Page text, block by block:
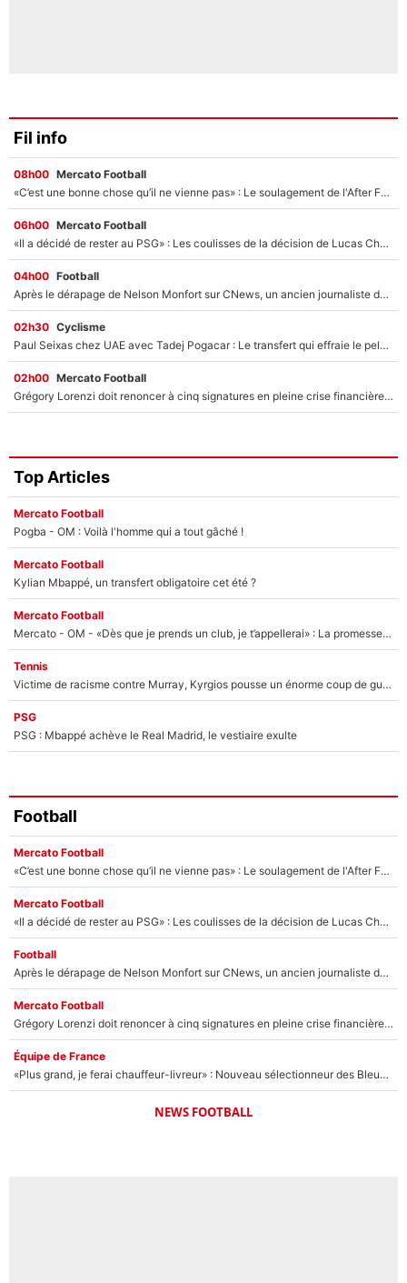
Fil info
08h00 Mercato Football
«C’est une bonne chose qu’il ne vienne pas» : Le soulagement de l'After Foot après le transfert avorté de Yan Diomandé au PSG
06h00 Mercato Football
«Il a décidé de rester au PSG» : Les coulisses de la décision de Lucas Chevalier pour son transfert
04h00 Football
Après le dérapage de Nelson Monfort sur CNews, un ancien journaliste de France Télévisions relance la polémique sur les incendies en Gironde
02h30 Cyclisme
Paul Seixas chez UAE avec Tadej Pogacar : Le transfert qui effraie le peloton, «c’est la pire des choses qui puisse arriver»
02h00 Mercato Football
Grégory Lorenzi doit renoncer à cinq signatures en pleine crise financière : L’IA propose sept noms à l’OM pour un mercato réussi... à seulement 5M€ !
Top Articles
Mercato Football
Pogba - OM : Voilà l'homme qui a tout gâché !
Mercato Football
Kylian Mbappé, un transfert obligatoire cet été ?
Mercato Football
Mercato - OM - «Dès que je prends un club, je t’appellerai» : La promesse de Marcelino au moment de claquer la porte
Tennis
Victime de racisme contre Murray, Kyrgios pousse un énorme coup de gueule !
PSG
PSG : Mbappé achève le Real Madrid, le vestiaire exulte
Football
Mercato Football
«C’est une bonne chose qu’il ne vienne pas» : Le soulagement de l'After Foot après le transfert avorté de Yan Diomandé au PSG
Mercato Football
«Il a décidé de rester au PSG» : Les coulisses de la décision de Lucas Chevalier pour son transfert
Football
Après le dérapage de Nelson Monfort sur CNews, un ancien journaliste de France Télévisions relance la polémique sur les incendies en Gironde
Mercato Football
Grégory Lorenzi doit renoncer à cinq signatures en pleine crise financière : L’IA propose sept noms à l’OM pour un mercato réussi... à seulement 5M€ !
Équipe de France
«Plus grand, je ferai chauffeur-livreur» : Nouveau sélectionneur des Bleus, Zinédine Zidane s’était imaginé un avenir très différent lorsqu'il était enfant
NEWS FOOTBALL